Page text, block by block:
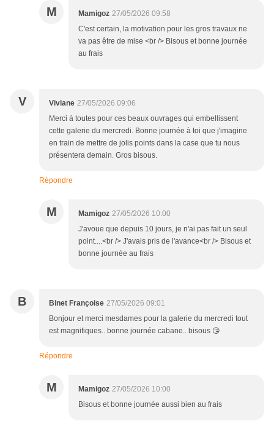
M Mamigoz 27/05/2026 09:58
C'est certain, la motivation pour les gros travaux ne
va pas être de mise <br /> Bisous et bonne journée
au frais
V Viviane 27/05/2026 09:06
Merci à toutes pour ces beaux ouvrages qui embellissent
cette galerie du mercredi. Bonne journée à toi que j'imagine
en train de mettre de jolis points dans la case que tu nous
présentera demain. Gros bisous.
Répondre
M Mamigoz 27/05/2026 10:00
J'avoue que depuis 10 jours, je n'ai pas fait un seul
point....<br /> J'avais pris de l'avance<br /> Bisous et
bonne journée au frais
B Binet Françoise 27/05/2026 09:01
Bonjour et merci mesdames pour la galerie du mercredi tout
est magnifiques.. bonne journée cabane.. bisous 😘
Répondre
M Mamigoz 27/05/2026 10:00
Bisous et bonne journée aussi bien au frais